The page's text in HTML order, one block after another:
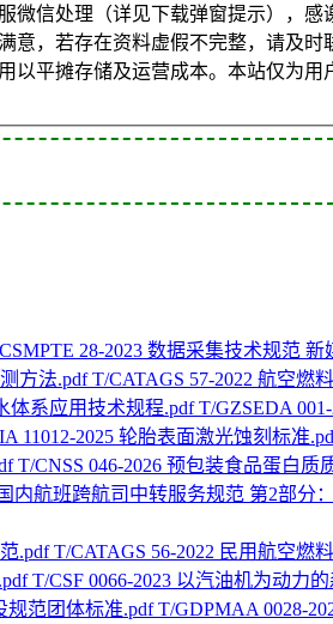
信处理（详见下载弹窗提示），感
，若存在资料虚假不完整，请及时
平摊存储及运营成本。本站仅为
28-2023 数据采集技术规范 新
T/CATAGS 57-2022 航空燃
T/GZSEDA
11012-2025 轮胎表面激光蚀刻标准
T/CNSS 046-2026 预包装食品蛋白质
T/CATAGS 56-2022 民用航空燃
T/CSF 0066-2023 以汽油机为动力
T/GDPMAA 0028-